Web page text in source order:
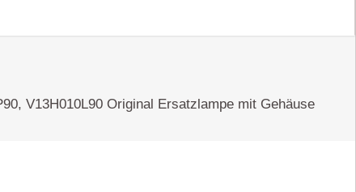
V13H010L90 Original Ersatzlampe mit Gehäuse